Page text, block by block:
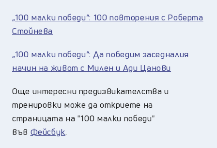
„100 малки победи“: 100 повторения с Роберта
Стойнева
„100 малки победи“: Да победим заседналия
начин на живот с Милен и Ади Цанови
Oще интересни предизвикателства и
тренировки може да откриете на
страницата на "100 малки победи"
във Фейсбук.